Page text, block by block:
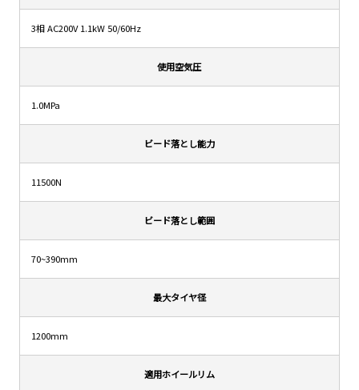
3相 AC200V 1.1kW 50/60Hz
使用空気圧
1.0MPa
ビード落とし能力
11500N
ビード落とし範囲
70~390mm
最大タイヤ径
1200mm
適用ホイールリム